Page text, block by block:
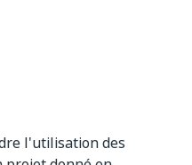
l'utilisation des